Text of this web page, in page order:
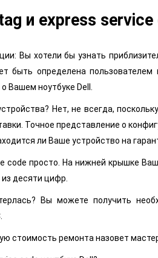
и express
Вы хотели бы узнать
быть определена
Вашем ноутбуке Dell.
Нет, не всегда,
Точное представление о
ли Ваше устройство на
просто. На нижней крышке
десяти цифр.
Вы можете получить
стоимость ремонта назовет